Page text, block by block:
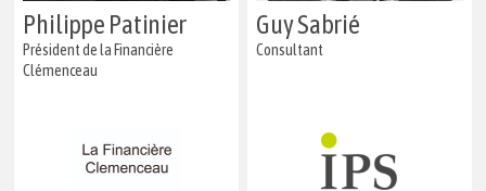
Philippe Patinier
Président de la Financière
Clémenceau
Guy Sabrié
Consultant